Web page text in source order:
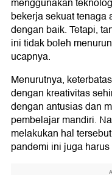
menggunakan
bekerja sekuat tenaga
dengan baik. Tetapi,
ini tidak boleh
ucapnya.
Menurutnya,
dengan kreativitas
dengan antusias dan
pembelajar mandiri.
melakukan hal
pandemi ini juga